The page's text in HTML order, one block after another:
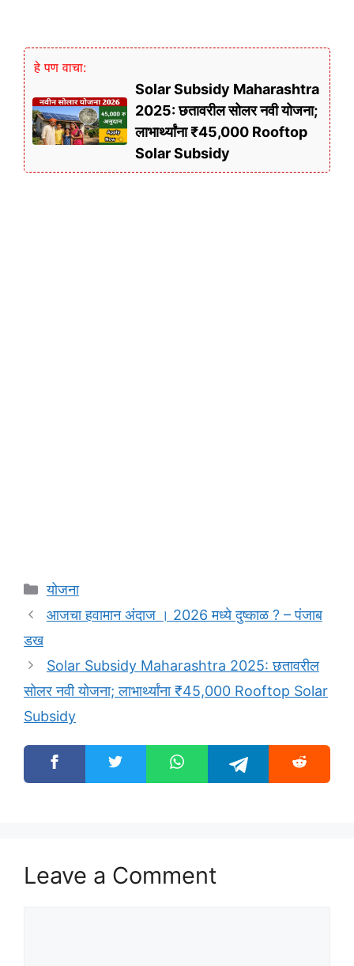
हे पण वाचा:
Solar Subsidy Maharashtra
2025: छतावरील सोलर नवी योजना;
लाभार्थ्यांना ₹45,000 Rooftop
Solar Subsidy
Categories
योजना
आजचा हवामान अंदाज । 2026 मध्ये दुष्काळ ? – पंजाब
डख
Solar Subsidy Maharashtra 2025: छतावरील
सोलर नवी योजना; लाभार्थ्यांना ₹45,000 Rooftop Solar
Subsidy
Leave a Comment